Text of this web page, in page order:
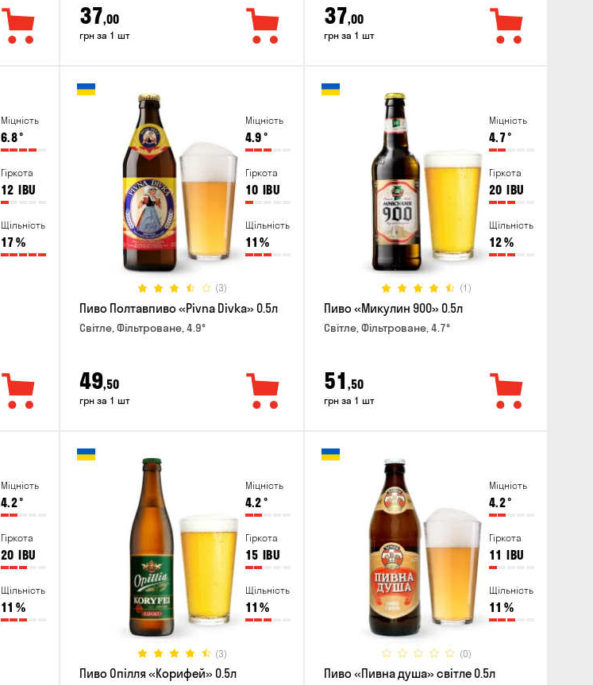
37,00
грн за 1 шт
37,00
грн за 1 шт
Міцність
6.8°
Гіркота
12 IBU
Щільність
17%
Міцність
4.9°
Гіркота
10 IBU
Щільність
11 %
(3)
Пиво Полтавпиво «Pivna Divka» 0.5л
Світле, Фільтроване, 4.9°
49,50
грн за 1 шт
Міцність
4.7°
Гіркота
20 IBU
Щільність
12%
(1)
Пиво «Микулин 900» 0.5л
Світле, Фільтроване, 4.7°
51 ,50
грн за 1 шт
Міцність
4.2°
Гіркота
20 IBU
Щільність
11 %
Міцність
4.2°
Гіркота
15 IBU
Щільність
11 %
(3)
Пиво Опілля «Корифей» 0.5л
Міцність
4.2°
Гіркота
11 IBU
Щільність
11 %
(0)
Пиво «Пивна душа» світле 0.5л